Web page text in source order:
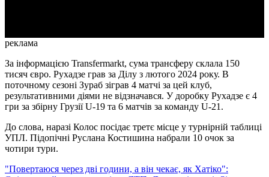
реклама
За інформацією Transfermarkt, сума трансферу склала 150
тисяч євро. Рухадзе грав за Ділу з лютого 2024 року. В
поточному сезоні Зураб зіграв 4 матчі за цей клуб,
результативними діями не відзначався. У доробку Рухадзе є 4
гри за збірну Грузії U-19 та 6 матчів за команду U-21.
До слова, наразі Колос посідає третє місце у турнірній таблиці
УПЛ. Підопічні Руслана Костишина набрали 10 очок за
чотири тури.
"Повертаюся через дві години, а він чекає, як Хатіко":